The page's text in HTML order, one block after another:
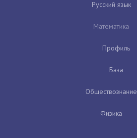
Русский язык
Математика
Профиль
База
Обществознание
Физика